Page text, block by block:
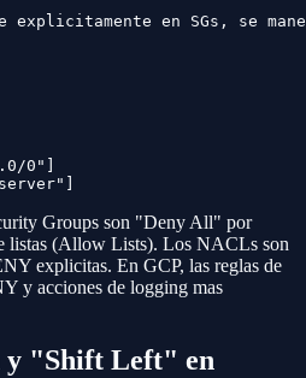
explicitamente en SGs, se
0"]
Groups son "Deny All" por
listas (Allow Lists). Los NACLs son
explicitas. En GCP, las reglas de
y acciones de logging mas
y "Shift Left" en